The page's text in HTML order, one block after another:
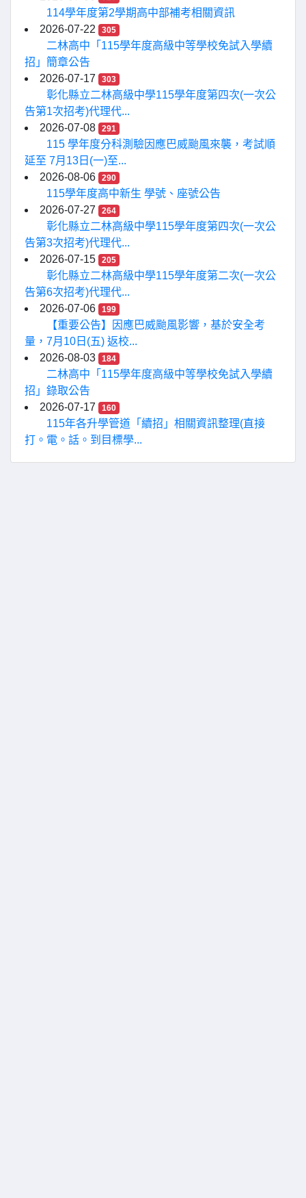
114學年度第2學期高中部補考相關資訊
2026-07-22
305
二林高中「115學年度高級中等學校免試入學續
招」簡章公告
2026-07-17
303
彰化縣立二林高級中學115學年度第四次(一次公
告第1次招考)代理代...
2026-07-08
291
115 學年度分科測驗因應巴威颱風來襲，考試順
延至 7月13日(一)至...
2026-08-06
290
115學年度高中新生 學號、座號公告
2026-07-27
264
彰化縣立二林高級中學115學年度第四次(一次公
告第3次招考)代理代...
2026-07-15
205
彰化縣立二林高級中學115學年度第二次(一次公
告第6次招考)代理代...
2026-07-06
199
【重要公告】因應巴威颱風影響，基於安全考
量，7月10日(五) 返校...
2026-08-03
184
二林高中「115學年度高級中等學校免試入學續
招」錄取公告
2026-07-17
160
115年各升學管道「續招」相關資訊整理(直接
打。電。話。到目標學...